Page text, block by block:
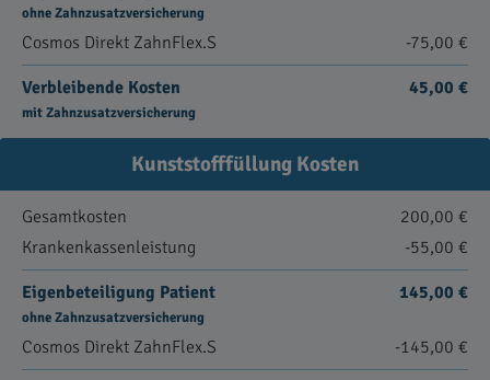
ohne Zahnzusatzversicherung
Cosmos Direkt ZahnFlex.S -75,00 €
Verbleibende Kosten
mit Zahnzusatzversicherung
45,00 €
Kunststofffüllung Kosten
Gesamtkosten
200,00 €
Krankenkassenleistung
-55,00 €
Eigenbeteiligung Patient
ohne Zahnzusatzversicherung
145,00 €
Cosmos Direkt ZahnFlex.S -145,00 €